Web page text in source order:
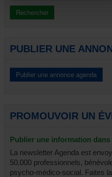
Journée d'étude
Journée d'information
Séminaire
Symposium
Table ronde
PUBLIER UNE
PROMOUVOIR UN
Publier une information
La newsletter Agenda est
50.000 professionnels,
psycho-médico-social. Faites